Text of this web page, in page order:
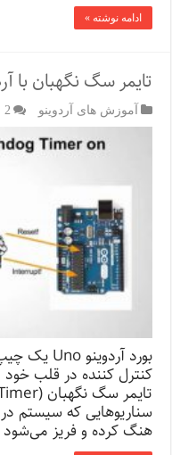
ادامه نوشته »
تایمر سگ نگهبان با
آموزش های آردوینو 2
سناریوهایی که سیستم
هنگ کرده و فریز